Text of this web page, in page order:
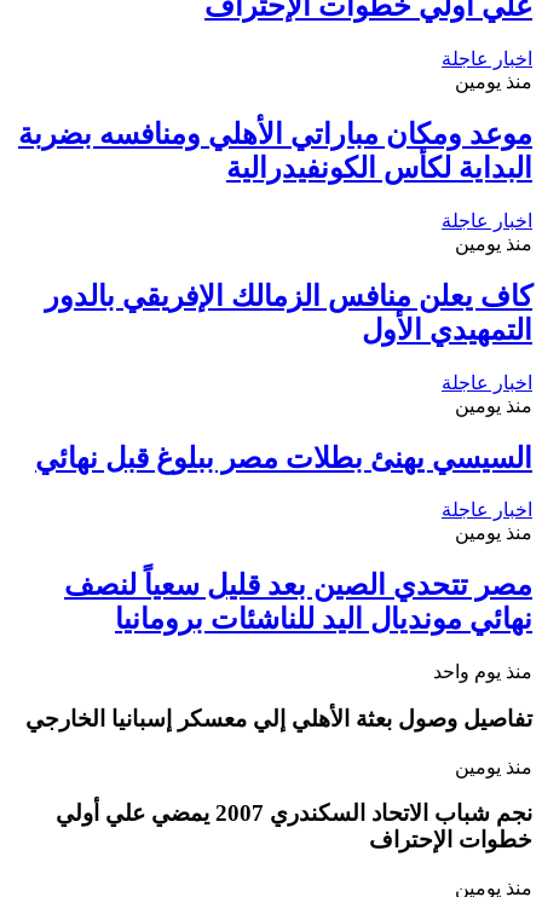
اخبار عاجلة
منذ يومين
موعد ومكان مباراتي الأهلي ومنافسه بضربة
البداية لكأس الكونفيدرالية
اخبار عاجلة
منذ يومين
كاف يعلن منافس الزمالك الإفريقي بالدور
التمهيدي الأول
اخبار عاجلة
منذ يومين
السيسي يهنئ بطلات مصر ببلوغ قبل نهائي
اخبار عاجلة
منذ يومين
مصر تتحدي الصين بعد قليل سعياً لنصف
نهائي مونديال اليد للناشئات برومانيا
منذ يوم واحد
تفاصيل وصول بعثة الأهلي إلي معسكر إسبانيا الخارجي
منذ يومين
نجم شباب الاتحاد السكندري 2007 يمضي علي أولي
خطوات الإحتراف
منذ يومين